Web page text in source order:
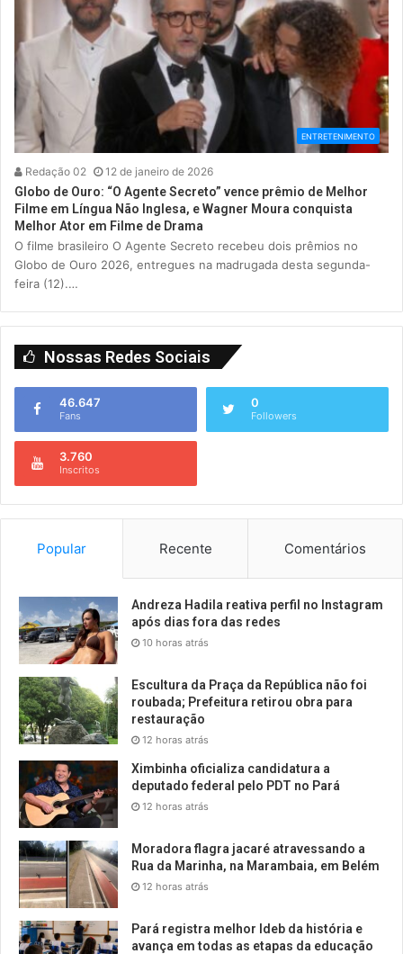
ENTRETENIMENTO
Redação 02 12 de janeiro de 2026
Globo de Ouro: “O Agente Secreto” vence prêmio de Melhor
Filme em Língua Não Inglesa, e Wagner Moura conquista
Melhor Ator em Filme de Drama
O filme brasileiro O Agente Secreto recebeu dois prêmios no
Globo de Ouro 2026, entregues na madrugada desta segunda-
feira (12).…
Nossas Redes Sociais
46.647
Fans
0
Followers
3.760
Inscritos
Popular Recente Comentários
Andreza Hadila reativa perfil no Instagram
após dias fora das redes
10 horas atrás
Escultura da Praça da República não foi
roubada; Prefeitura retirou obra para
restauração
12 horas atrás
Ximbinha oficializa candidatura a
deputado federal pelo PDT no Pará
12 horas atrás
Moradora flagra jacaré atravessando a
Rua da Marinha, na Marambaia, em Belém
12 horas atrás
Pará registra melhor Ideb da história e
avança em todas as etapas da educação